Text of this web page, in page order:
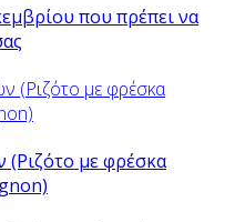
που πρέπει να
(Ριζότο με φρέσκα